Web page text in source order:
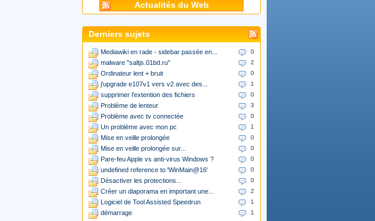
Actualités du Web
Derniers sujets
0
Mediawiki en rade - sidebar passée en...
2
malware "saltjs.01bd.ru"
0
Ordinateur lent + bruit
1
j'upgrade e107v1 vers v2 avec des...
0
supprimer l'extention des fichiers
3
Problème de lenteur
0
Problème avec tv connectée
1
Un problème avec mon pc
0
Mise en veille prolongée
0
Mise en veille prolongée sur...
0
Pare-feu Apple vs anti-virus Windows ?
0
undefined reference to 'WinMain@16'
0
Désactiver les protections...
2
Créer un diaporama en important une...
1
Logiciel de Tool Assisted Speedrun
1
démarrage